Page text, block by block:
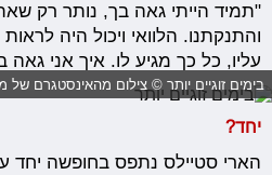
"תמיד הייתי גאה בך, נותר רק
והתנקתנו. הלוואי ויכול היה
עליו, כל כך מגיע לו. איך אני גאה
בימים זוגיים יותר © צילום מהאינסטגרם של
יחד?
הארי סטיילס נתפס בחופשה